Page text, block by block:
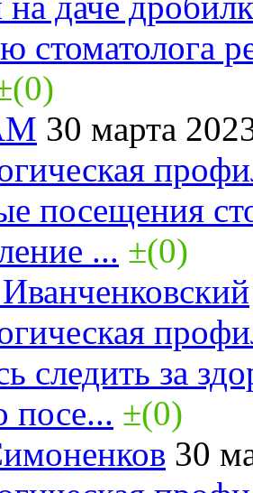
стоматолога
30 марта
посещения
... ±(0)
следить за
посе... ±(0)
30